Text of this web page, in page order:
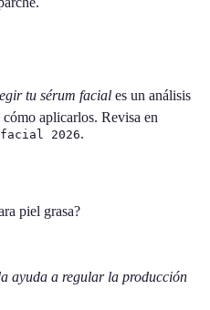
tu sérum facial es un análisis
aplicarlos. Revisa en
2026.
piel grasa?
ayuda a regular la producción